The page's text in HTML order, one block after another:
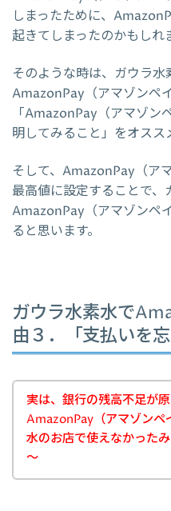
しまったために、
起きてしまったのかもしれ
そのような時は、ガウラ
AmazonPay（アマゾンペ
「AmazonPay（アマゾン
明してみること」をオスス
そして、AmazonPay（ア
最高値に設定することで、
AmazonPay（アマゾンペ
ると思います。
ガウラ水素水で
由３．「支払いを
実は、銀行の残高不足が
AmazonPay（アマゾンペ
水のお店で使えなかった
～